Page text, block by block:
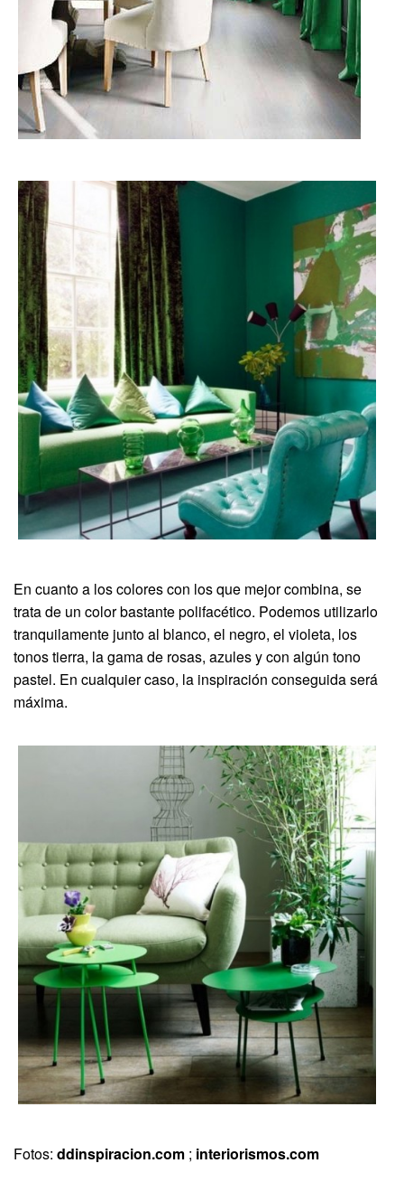
En cuanto a los colores con los que mejor combina, se
trata de un color bastante polifacético. Podemos utilizarlo
tranquilamente junto al blanco, el negro, el violeta, los
tonos tierra, la gama de rosas, azules y con algún tono
pastel. En cualquier caso, la inspiración conseguida será
máxima.
Fotos: ddinspiracion.com ; interiorismos.com